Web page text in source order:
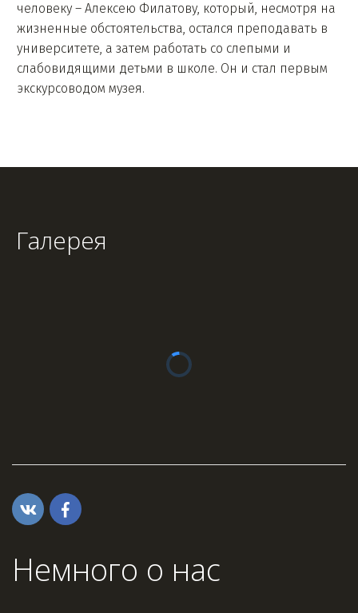
человеку – Алексею Филатову, который, несмотря на
жизненные обстоятельства, остался преподавать в
университете, а затем работать со слепыми и
слабовидящими детьми в школе. Он и стал первым
экскурсоводом музея.
Галерея
Немного о нас